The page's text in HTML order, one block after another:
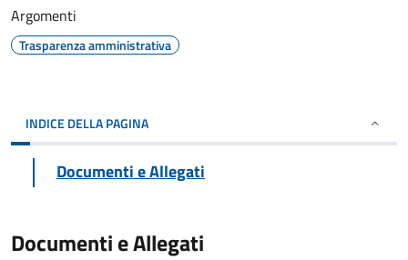
Argomenti
Trasparenza amministrativa
INDICE DELLA PAGINA
Documenti e Allegati
Documenti e Allegati